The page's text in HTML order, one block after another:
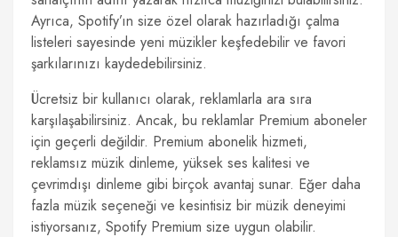
Ayrıca, Spotify’ın size özel olarak hazırladığı çalma
listeleri sayesinde yeni müzikler keşfedebilir ve favori
şarkılarınızı kaydedebilirsiniz.
Ücretsiz bir kullanıcı olarak, reklamlarla ara sıra
karşılaşabilirsiniz. Ancak, bu reklamlar Premium aboneler
için geçerli değildir. Premium abonelik hizmeti,
reklamsız müzik dinleme, yüksek ses kalitesi ve
çevrimdışı dinleme gibi birçok avantaj sunar. Eğer daha
fazla müzik seçeneği ve kesintisiz bir müzik deneyimi
istiyorsanız, Spotify Premium size uygun olabilir.